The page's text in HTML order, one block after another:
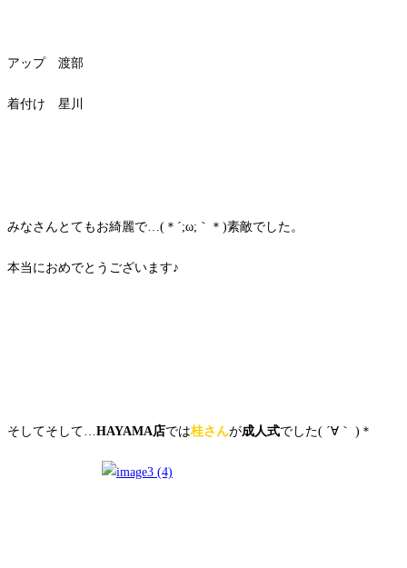
アップ 渡部
着付け 星川
みなさんとてもお綺麗で…(＊´;ω;｀＊)素敵でした。
本当におめでとうございます♪
そしてそして…HAYAMA店では桂さんが成人式でした( ´∀｀ )＊